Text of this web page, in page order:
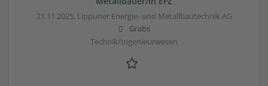
21.11.2025, Lippuner Energie- und Metallbautechnik AG
Grabs
Technik/Ingenieurwesen